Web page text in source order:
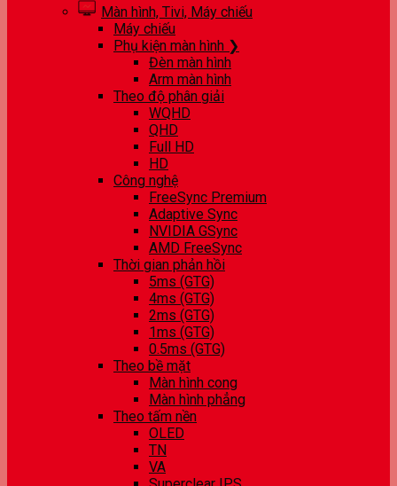
Màn hình, Tivi, Máy chiếu
Máy chiếu
Phụ kiện màn hình ❯
Đèn màn hình
Arm màn hình
Theo độ phân giải
WQHD
QHD
Full HD
HD
Công nghệ
FreeSync Premium
Adaptive Sync
NVIDIA GSync
AMD FreeSync
Thời gian phản hồi
5ms (GTG)
4ms (GTG)
2ms (GTG)
1ms (GTG)
0.5ms (GTG)
Theo bề mặt
Màn hình cong
Màn hình phẳng
Theo tấm nền
OLED
TN
VA